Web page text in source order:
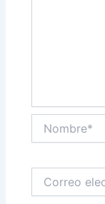
electrónico*